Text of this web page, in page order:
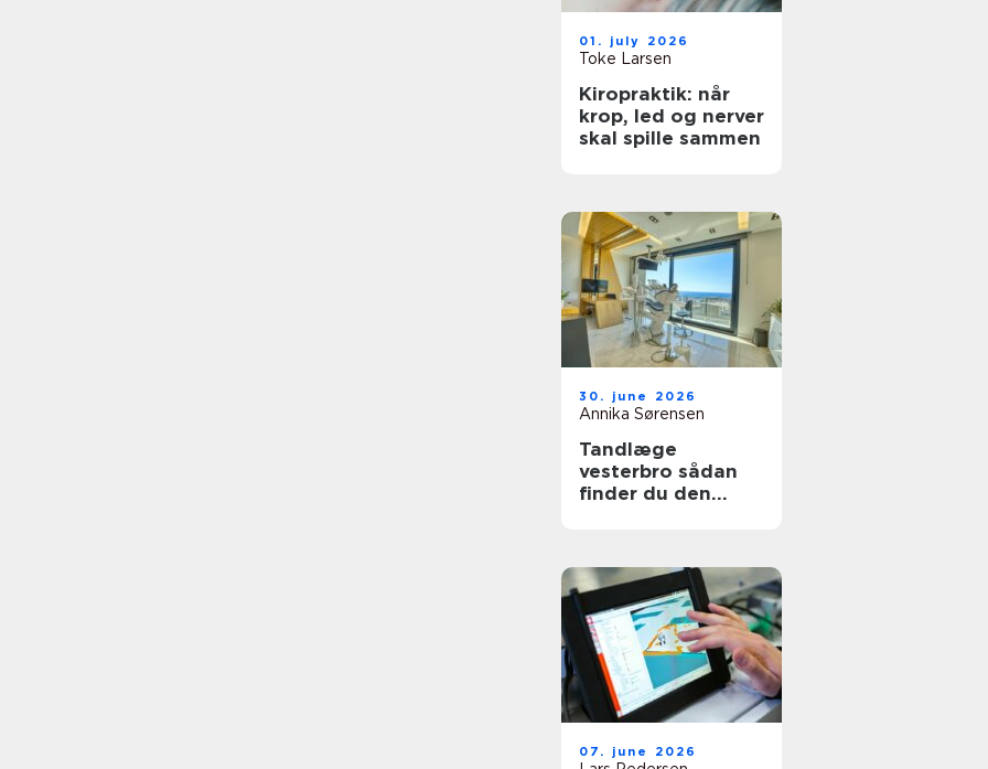
01. july 2026
Toke Larsen
Kiropraktik: når
krop, led og nerver
skal spille sammen
30. june 2026
Annika Sørensen
Tandlæge
vesterbro sådan
finder du den
07. june 2026